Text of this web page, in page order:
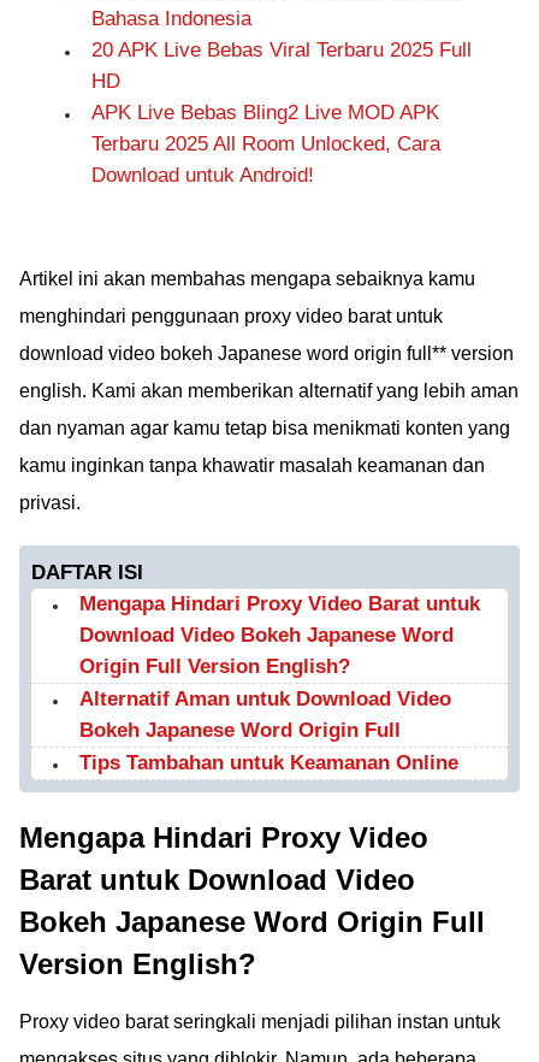
Bahasa Indonesia
20 APK Live Bebas Viral Terbaru 2025 Full
HD
APK Live Bebas Bling2 Live MOD APK
Terbaru 2025 All Room Unlocked, Cara
Download untuk Android!
Artikel ini akan membahas mengapa sebaiknya kamu
menghindari penggunaan proxy video barat untuk
download video bokeh Japanese word origin full** version
english. Kami akan memberikan alternatif yang lebih aman
dan nyaman agar kamu tetap bisa menikmati konten yang
kamu inginkan tanpa khawatir masalah keamanan dan
privasi.
DAFTAR ISI
Mengapa Hindari Proxy Video Barat untuk
Download Video Bokeh Japanese Word
Origin Full Version English?
Alternatif Aman untuk Download Video
Bokeh Japanese Word Origin Full
Tips Tambahan untuk Keamanan Online
Mengapa Hindari Proxy Video
Barat untuk Download Video
Bokeh Japanese Word Origin Full
Version English?
Proxy video barat seringkali menjadi pilihan instan untuk